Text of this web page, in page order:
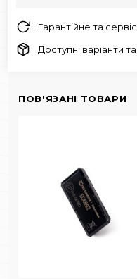
Гарантійне та
Доступні варіанти
ПОВ'ЯЗАНІ ТОВАРИ